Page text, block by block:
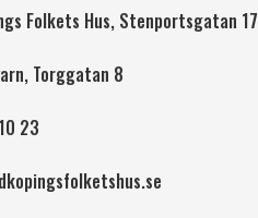
Folkets Hus, Stenportsgatan 17
Torggatan 8
23